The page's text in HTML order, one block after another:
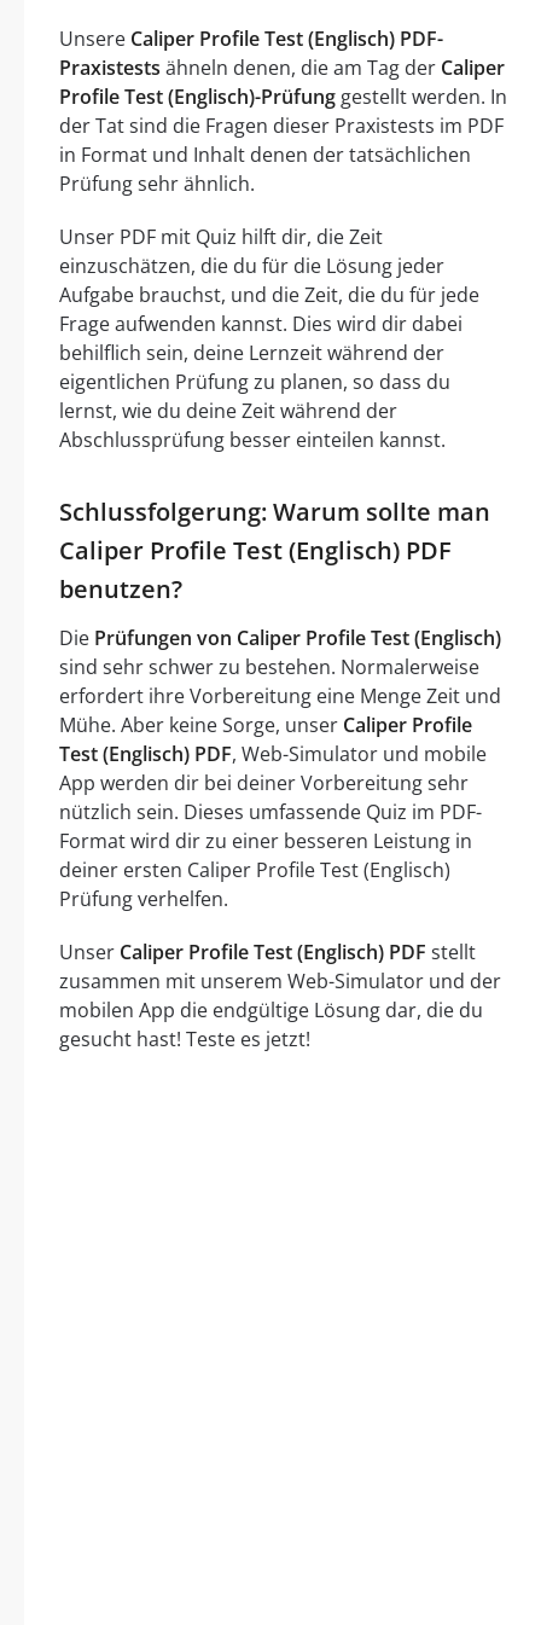
Unsere Caliper Profile Test (Englisch) PDF-
Praxistests ähneln denen, die am Tag der Caliper
Profile Test (Englisch)-Prüfung gestellt werden. In
der Tat sind die Fragen dieser Praxistests im PDF
in Format und Inhalt denen der tatsächlichen
Prüfung sehr ähnlich.
Unser PDF mit Quiz hilft dir, die Zeit
einzuschätzen, die du für die Lösung jeder
Aufgabe brauchst, und die Zeit, die du für jede
Frage aufwenden kannst. Dies wird dir dabei
behilflich sein, deine Lernzeit während der
eigentlichen Prüfung zu planen, so dass du
lernst, wie du deine Zeit während der
Abschlussprüfung besser einteilen kannst.
Schlussfolgerung: Warum sollte man
Caliper Profile Test (Englisch) PDF
benutzen?
Die Prüfungen von Caliper Profile Test (Englisch)
sind sehr schwer zu bestehen. Normalerweise
erfordert ihre Vorbereitung eine Menge Zeit und
Mühe. Aber keine Sorge, unser Caliper Profile
Test (Englisch) PDF, Web-Simulator und mobile
App werden dir bei deiner Vorbereitung sehr
nützlich sein. Dieses umfassende Quiz im PDF-
Format wird dir zu einer besseren Leistung in
deiner ersten Caliper Profile Test (Englisch)
Prüfung verhelfen.
Unser Caliper Profile Test (Englisch) PDF stellt
zusammen mit unserem Web-Simulator und der
mobilen App die endgültige Lösung dar, die du
gesucht hast! Teste es jetzt!